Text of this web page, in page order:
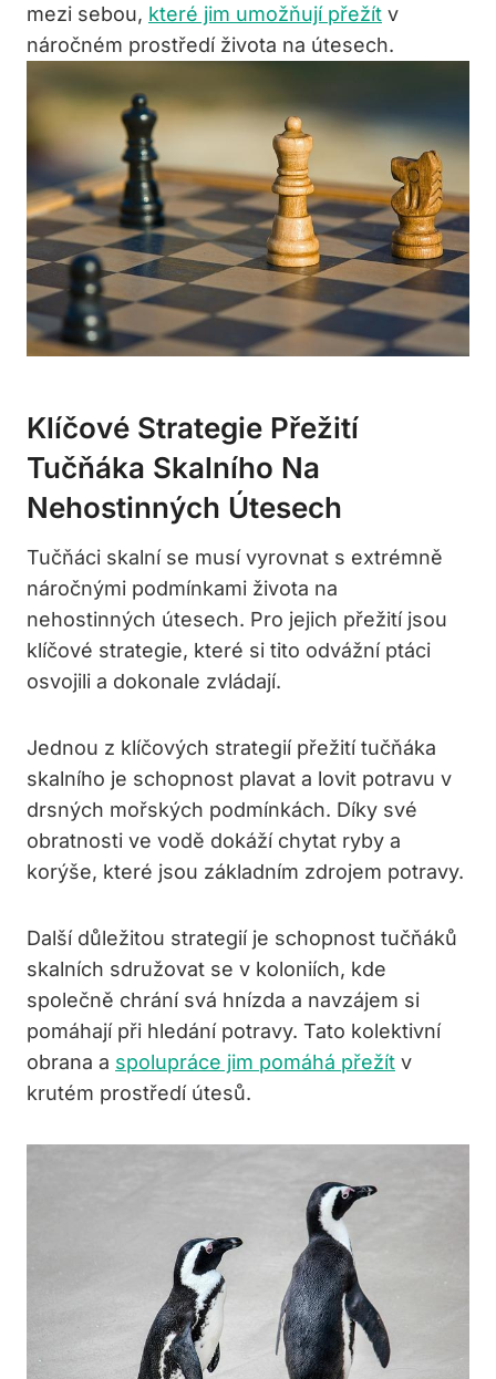
mezi sebou, které jim umožňují přežít v
náročném prostředí života na útesech.
Klíčové Strategie Přežití
Tučňáka Skalního Na
Nehostinných Útesech
Tučňáci skalní se musí vyrovnat s extrémně
náročnými podmínkami života na
nehostinných útesech. Pro jejich přežití jsou
klíčové strategie, které si tito odvážní ptáci
osvojili a dokonale zvládají.
Jednou z klíčových strategií přežití tučňáka
skalního je schopnost plavat a lovit potravu v
drsných mořských podmínkách. Díky své
obratnosti ve vodě dokáží chytat ryby a
korýše, které jsou základním zdrojem potravy.
Další důležitou strategií je schopnost tučňáků
skalních sdružovat se v koloniích, kde
společně chrání svá hnízda a navzájem si
pomáhají při hledání potravy. Tato kolektivní
obrana a spolupráce jim pomáhá přežít v
krutém prostředí útesů.